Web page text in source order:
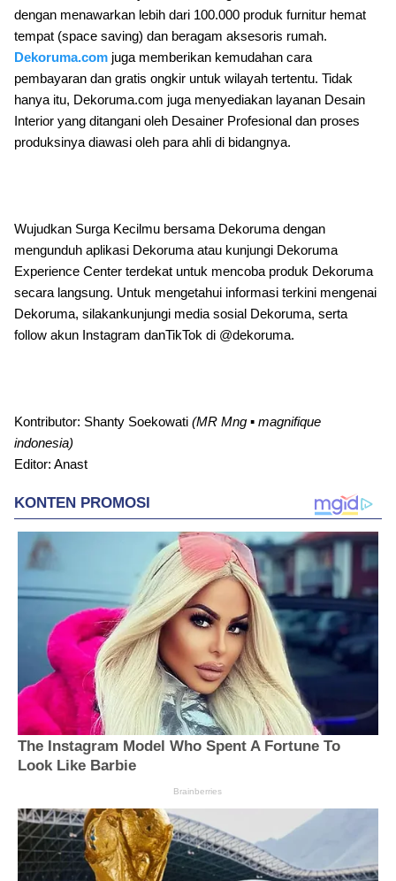
dengan menawarkan lebih dari 100.000 produk furnitur hemat
tempat (space saving) dan beragam aksesoris rumah.
Dekoruma.com juga memberikan kemudahan cara
pembayaran dan gratis ongkir untuk wilayah tertentu. Tidak
hanya itu, Dekoruma.com juga menyediakan layanan Desain
Interior yang ditangani oleh Desainer Profesional dan proses
produksinya diawasi oleh para ahli di bidangnya.
Wujudkan Surga Kecilmu bersama Dekoruma dengan
mengunduh aplikasi Dekoruma atau kunjungi Dekoruma
Experience Center terdekat untuk mencoba produk Dekoruma
secara langsung. Untuk mengetahui informasi terkini mengenai
Dekoruma, silakankunjungi media sosial Dekoruma, serta
follow akun Instagram danTikTok di @dekoruma.
Kontributor: Shanty Soekowati (MR Mng ▪︎ magnifique
indonesia)
Editor: Anast